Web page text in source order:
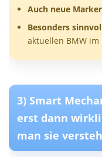
Auch neue
Besonders
aktuellen BMW im
3) Smart
erst dann
man sie